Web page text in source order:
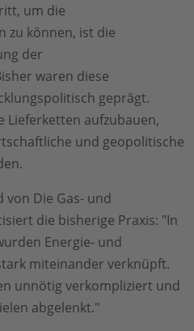
um die
zu können, ist die
der
waren diese
geprägt.
Lieferketten aufzubauen,
und geopolitische
von Die Gas- und
die bisherige Praxis: "In
Energie- und
miteinander verknüpft.
unnötig verkompliziert und
abgelenkt."